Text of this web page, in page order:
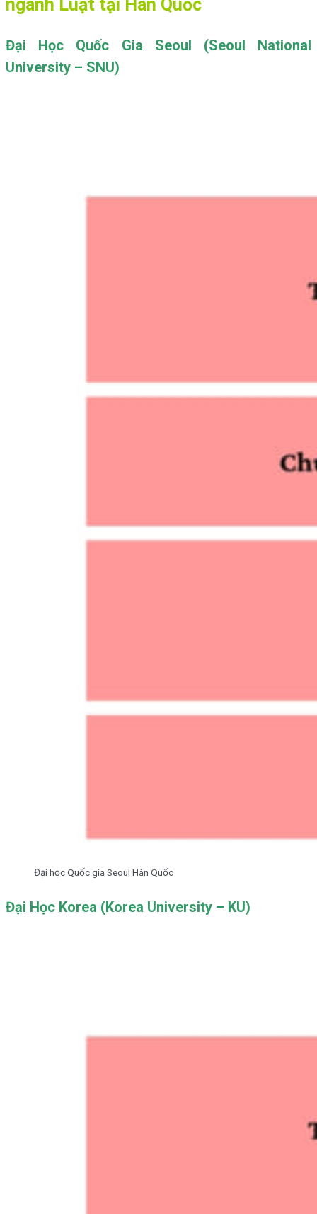
ngành Luật tại Hàn Quốc
Đại Học Quốc Gia Seoul (Seoul National
University – SNU)
Đại học Quốc gia Seoul Hàn Quốc
Đại Học Korea (Korea University – KU)